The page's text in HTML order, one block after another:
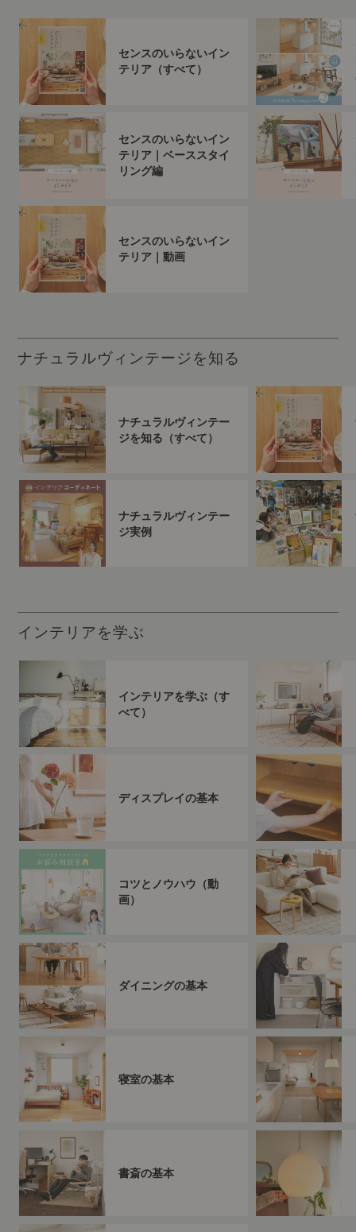
センスのいらないイン
テリア（すべて）
センスのいらないイン
テリア｜ベーススタイ
リング編
センスのいらないイン
テリア｜動画
ナチュラルヴィンテージを知る
ナチュラルヴィンテー
ジを知る（すべて）
ナチュラルヴィンテー
ジ実例
インテリアを学ぶ
インテリアを学ぶ（す
べて）
ディスプレイの基本
コツとノウハウ（動
画）
ダイニングの基本
寝室の基本
書斎の基本